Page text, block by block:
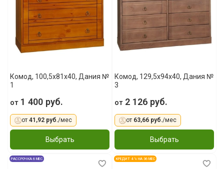
Комод, 100,5x81x40, Дания №
1
от1 400 руб.
от41,92 руб./мес
Выбрать
Комод, 129,5x94x40, Дания №
3
от2 126 руб.
от 63,66 руб./мес
Выбрать
РАССРОЧКА 6 МЕС КРЕДИТ 4 % НА 36 МЕС